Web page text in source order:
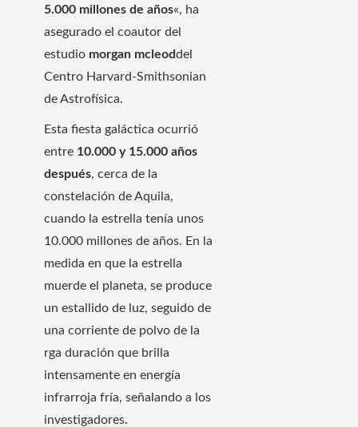
5.000 millones de años«, ha
asegurado el coautor del
estudio morgan mcleoddel
Centro Harvard-Smithsonian
de Astrofísica.
Esta fiesta galáctica ocurrió
entre 10.000 y 15.000 años
después, cerca de la
constelación de Aquila,
cuando la estrella tenía unos
10.000 millones de años. En la
medida en que la estrella
muerde el planeta, se produce
un estallido de luz, seguido de
una corriente de polvo de la
rga duración que brilla
intensamente en energía
infrarroja fría, señalando a los
investigadores.